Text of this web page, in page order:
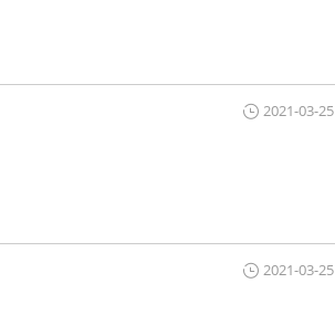
2021-03-25
2021-03-25